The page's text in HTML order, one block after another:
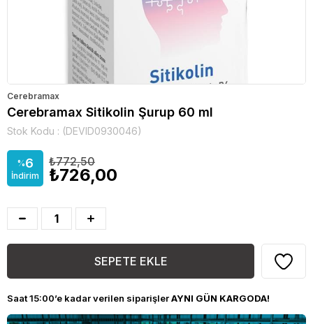
Cerebramax
Cerebramax Sitikolin Şurup 60 ml
Stok Kodu (DEVID0930046)
%6
İndirim
₺772,50
₺726,00
Saat 15:00’e kadar verilen siparişlerAYNI GÜN KARGODA!